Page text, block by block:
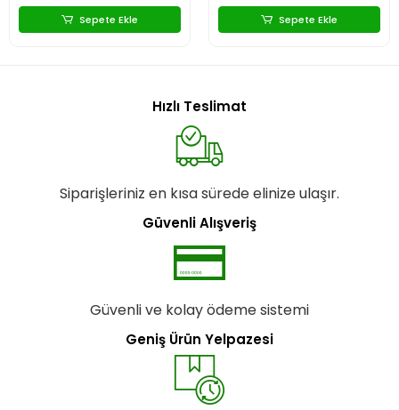
Sepete Ekle Sepete Ekle
Hızlı Teslimat
Siparişleriniz en kısa sürede elinize ulaşır.
Güvenli Alışveriş
Güvenli ve kolay ödeme sistemi
Geniş Ürün Yelpazesi